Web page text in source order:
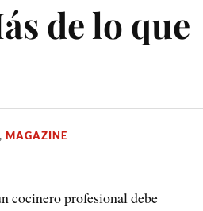
de lo que
,MAGAZINE
cocinero profesional debe